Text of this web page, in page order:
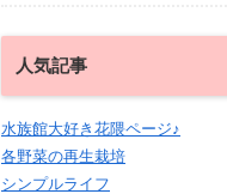
人気記事
水族館大好き花隈ページ♪
各野菜の再生栽培
シンプルライフ